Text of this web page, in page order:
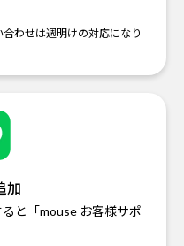
わせは週明けの対応になり
加
と「mouse お客様サポ